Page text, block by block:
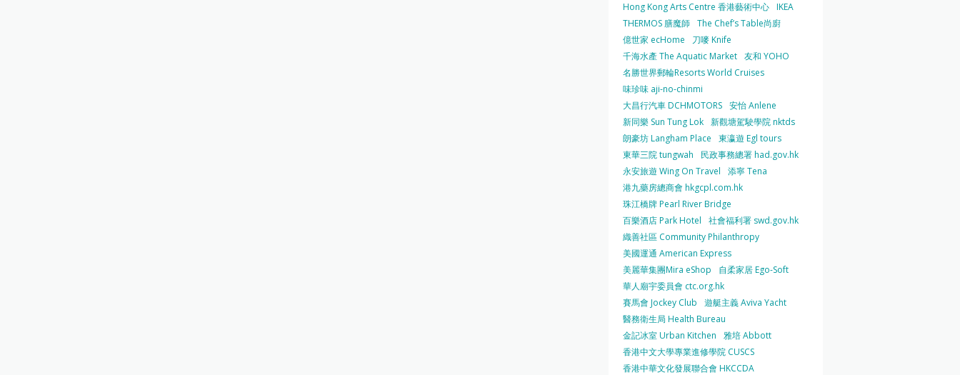
Hong Kong Arts Centre 香港藝術中心 IKEA
THERMOS 膳魔師 The Chef’s Table尚廚
億世家 ecHome
刀嘜 Knife
千海水產 The Aquatic Market 友和 YOHO
名勝世界郵輪Resorts World Cruises
味珍味 aji-no-chinmi
大昌行汽車 DCHMOTORS 安怡 Anlene
新同樂 Sun Tung Lok 新觀塘駕駛學院 nktds
朗豪坊 Langham Place
東瀛遊 Egl tours
東華三院 tungwah
民政事務總署 had.gov.hk
永安旅遊 Wing On Travel
添寧 Tena
港九藥房總商會 hkgcpl.com.hk
珠江橋牌 Pearl River Bridge
百樂酒店 Park Hotel
社會福利署 swd.gov.hk
織善社區 Community Philanthropy
美國運通 American Express
美麗華集團Mira eShop
自柔家居 Ego-Soft
華人廟宇委員會 ctc.org.hk
賽馬會 Jockey Club
遊艇主義 Aviva Yacht
醫務衛生局 Health Bureau
金記冰室 Urban Kitchen
雅培 Abbott
香港中文大學專業進修學院 CUSCS
香港中華文化發展聯合會 HKCCDA